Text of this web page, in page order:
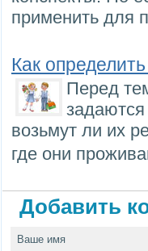
применить для
Как
Перед
возьмут ли их
где они
Добавить
Ваше имя